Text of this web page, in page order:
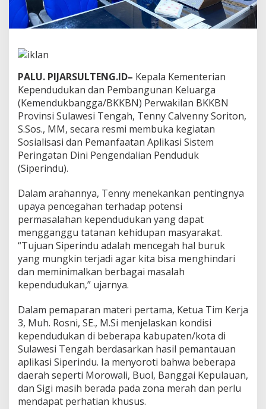
h
a
d
a
d
a
n
T
a
n
g
p
I
s
u
K
e
p
e
n
d
d
u
k
a
n
d
S
u
l
PALU. PIJARSULTENG.ID– Kepala Kementerian
Kependudukan dan Pembangunan Keluarga
(Kemendukbangga/BKKBN) Perwakilan BKKBN
Provinsi Sulawesi Tengah, Tenny Calvenny Soriton,
S.Sos., MM, secara resmi membuka kegiatan
Sosialisasi dan Pemanfaatan Aplikasi Sistem
Peringatan Dini Pengendalian Penduduk
(Siperindu).
Dalam arahannya, Tenny menekankan pentingnya
upaya pencegahan terhadap potensi
permasalahan kependudukan yang dapat
mengganggu tatanan kehidupan masyarakat.
“Tujuan Siperindu adalah mencegah hal buruk
yang mungkin terjadi agar kita bisa menghindari
dan meminimalkan berbagai masalah
kependudukan,” ujarnya.
Dalam pemaparan materi pertama, Ketua Tim Kerja
3, Muh. Rosni, SE., M.Si menjelaskan kondisi
kependudukan di beberapa kabupaten/kota di
Sulawesi Tengah berdasarkan hasil pemantauan
aplikasi Siperindu. Ia menyoroti bahwa beberapa
daerah seperti Morowali, Buol, Banggai Kepulauan,
dan Sigi masih berada pada zona merah dan perlu
mendapat perhatian khusus.